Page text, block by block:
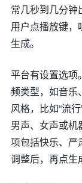
常几秒到几分钟
用户点播放键
生成。
平台有设置选项
频类型，如音乐
风格，比如“流
男声、女声或
项包括快乐、严
调整后，再点生